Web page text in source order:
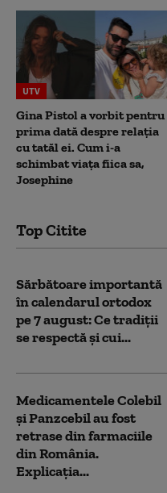
UTV
Gina Pistol a vorbit pentru
prima dată despre relația
cu tatăl ei. Cum i-a
schimbat viața fiica sa,
Josephine
Top Citite
Sărbătoare importantă
în calendarul ortodox
pe 7 august: Ce tradiții
se respectă și cui...
Medicamentele Colebil
și Panzcebil au fost
retrase din farmaciile
din România.
Explicația...